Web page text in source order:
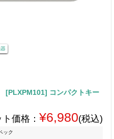
コンパクトキー
価格： ¥6,980(税込)
ック